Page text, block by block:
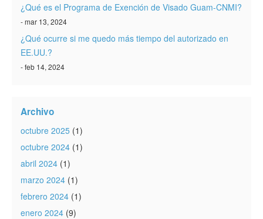
¿Qué es el Programa de Exención de Visado Guam-CNMI?
- mar 13, 2024
¿Qué ocurre si me quedo más tiempo del autorizado en
EE.UU.?
- feb 14, 2024
Archivo
octubre 2025 (1)
octubre 2024 (1)
abril 2024 (1)
marzo 2024 (1)
febrero 2024 (1)
enero 2024 (9)